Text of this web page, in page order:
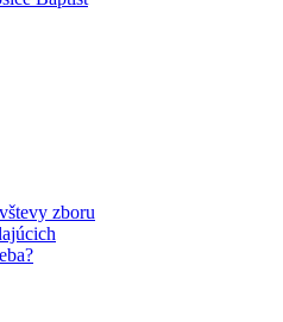
zboru